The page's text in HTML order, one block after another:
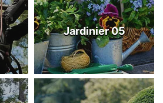
Jardinier 05